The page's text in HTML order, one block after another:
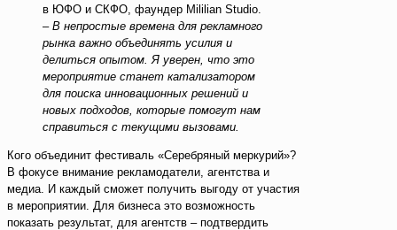
в ЮФО и СКФО, фаундер Mililian Studio.
– В непростые времена для рекламного
рынка важно объединять усилия и
делиться опытом. Я уверен, что это
мероприятие станет катализатором
для поиска инновационных решений и
новых подходов, которые помогут нам
справиться с текущими вызовами.
Кого объединит фестиваль «Серебряный меркурий»?
В фокусе внимание рекламодатели, агентства и
медиа. И каждый сможет получить выгоду от участия
в мероприятии. Для бизнеса это возможность
показать результат, для агентств – подтвердить